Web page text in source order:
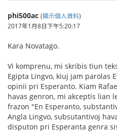
phi500ac (顯示個人資料)
2017年1月8日下午5:20:17
Kara Novatago.
Vi komprenu, mi skribis tiun
Egipta Lingvo, kiuj jam parolas
opinii pri Esperanto. Kiam
havas genron, mi akceptis lian
frazon "En Esperanto,
Angla Lingvo, subsutantivoj
disputon pri Esperanta genra